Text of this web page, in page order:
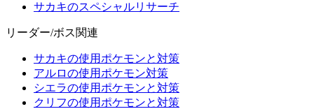
サカキのスペシャルリサーチ
リーダー/ボス関連
サカキの使用ポケモンと対策
アルロの使用ポケモン対策
シエラの使用ポケモンと対策
クリフの使用ポケモンと対策